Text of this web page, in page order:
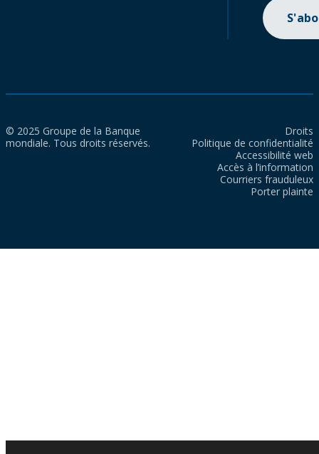
© 2025 Groupe de la Banque
mondiale. Tous droits réservés.
Droits
Politique de confidentialité
Accessibilité web
Accès à l’information
Courriers frauduleux
Porter plainte